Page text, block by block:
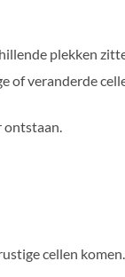
plekken
of veranderde
ontstaan.
cellen